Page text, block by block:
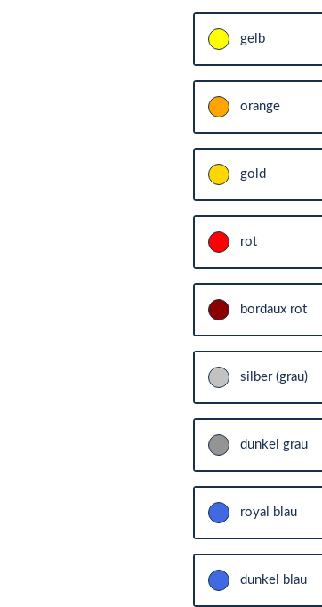
gelb
orange
gold
rot
bordaux rot
silber (grau)
dunkel grau
royal blau
dunkel blau